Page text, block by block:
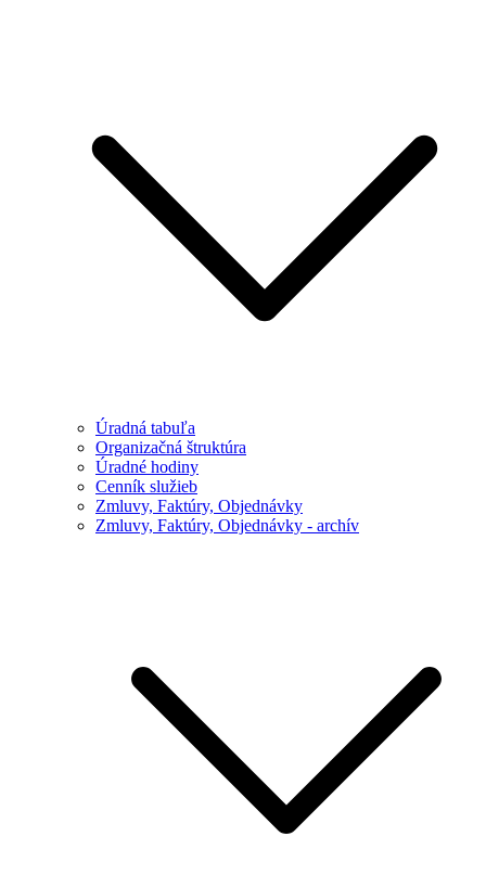
Úradná tabuľa
Organizačná štruktúra
Úradné hodiny
Cenník služieb
Zmluvy, Faktúry, Objednávky
Zmluvy, Faktúry, Objednávky - archív